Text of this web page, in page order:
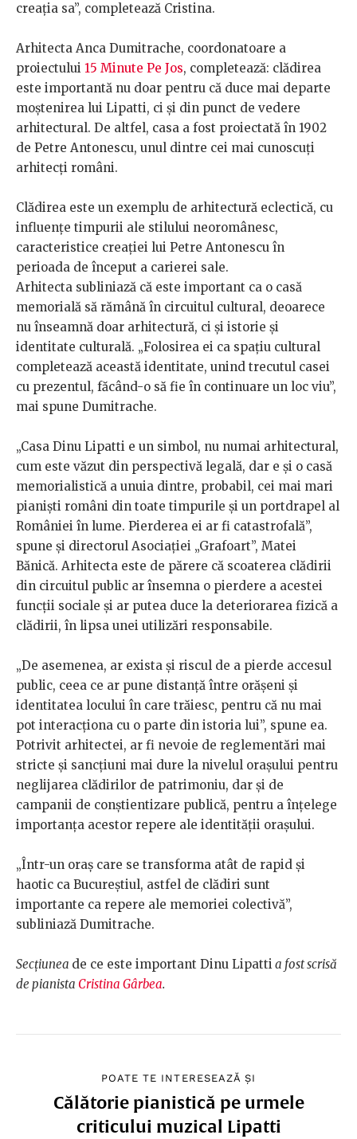
creația sa”, completează Cristina.
Arhitecta Anca Dumitrache, coordonatoare a
proiectului 15 Minute Pe Jos, completează: clădirea
este importantă nu doar pentru că duce mai departe
moștenirea lui Lipatti, ci și din punct de vedere
arhitectural. De altfel, casa a fost proiectată în 1902
de Petre Antonescu, unul dintre cei mai cunoscuți
arhitecți români.
Clădirea este un exemplu de arhitectură eclectică, cu
influențe timpurii ale stilului neoromânesc,
caracteristice creației lui Petre Antonescu în
perioada de început a carierei sale.
Arhitecta subliniază că este important ca o casă
memorială să rămână în circuitul cultural, deoarece
nu înseamnă doar arhitectură, ci și istorie și
identitate culturală. „Folosirea ei ca spațiu cultural
completează această identitate, unind trecutul casei
cu prezentul, făcând-o să fie în continuare un loc viu”,
mai spune Dumitrache.
„Casa Dinu Lipatti e un simbol, nu numai arhitectural,
cum este văzut din perspectivă legală, dar e și o casă
memorialistică a unuia dintre, probabil, cei mai mari
pianiști români din toate timpurile și un portdrapel al
României în lume. Pierderea ei ar fi catastrofală”,
spune și directorul Asociației „Grafoart”, Matei
Bănică. Arhitecta este de părere că scoaterea clădirii
din circuitul public ar însemna o pierdere a acestei
funcții sociale și ar putea duce la deteriorarea fizică a
clădirii, în lipsa unei utilizări responsabile.
„De asemenea, ar exista și riscul de a pierde accesul
public, ceea ce ar pune distanță între orășeni și
identitatea locului în care trăiesc, pentru că nu mai
pot interacționa cu o parte din istoria lui”, spune ea.
Potrivit arhitectei, ar fi nevoie de reglementări mai
stricte și sancțiuni mai dure la nivelul orașului pentru
neglijarea clădirilor de patrimoniu, dar și de
campanii de conștientizare publică, pentru a înțelege
importanța acestor repere ale identității orașului.
„Într-un oraș care se transforma atât de rapid și
haotic ca Bucureștiul, astfel de clădiri sunt
importante ca repere ale memoriei colectivă”,
subliniază Dumitrache.
Secțiunea de ce este important Dinu Lipattia fost scrisă
de pianista Cristina Gârbea.
POATE TE INTERESEAZĂ ȘI
Călătorie pianistică pe urmele
criticului muzical Lipatti